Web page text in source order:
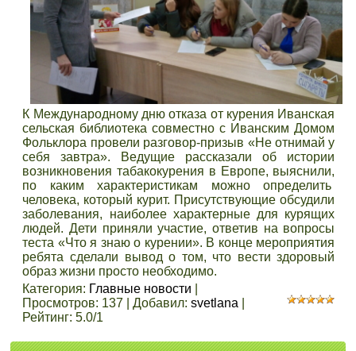
К Международному дню отказа от курения Иванская
сельская библиотека совместно с Иванским Домом
Фольклора провели разговор-призыв «Не отнимай у
себя завтра». Ведущие рассказали об истории
возникновения табакокурения в Европе, выяснили,
по каким характеристикам можно определить
человека, который курит. Присутствующие обсудили
заболевания, наиболее характерные для курящих
людей. Дети приняли участие, ответив на вопросы
теста «Что я знаю о курении». В конце мероприятия
ребята сделали вывод о том, что вести здоровый
образ жизни просто необходимо.
Категория: Главные новости
Просмотров: 137 |Добавил: svetlana
Рейтинг: 5.0/1